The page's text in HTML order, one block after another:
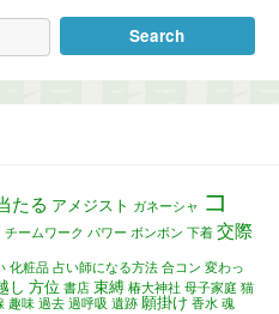
たる アメジスト ガネーシャ
コ
チームワーク パワー ボンボン 下着 交際
化粧品 占い師になる方法 合コン 変わっ
し 方位 書店 束縛 椿大神社 母子家庭 猫
趣味 過去 過呼吸 遺跡 願掛け 香水 魂